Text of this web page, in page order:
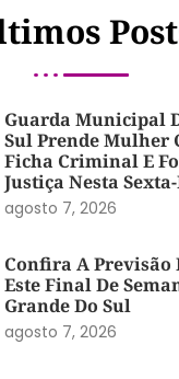
Guarda Municipal
Sul Prende Mulher
Ficha Criminal E
Justiça Nesta
agosto 7, 2026
Confira A Previsão
Este Final De
Grande Do Sul
agosto 7, 2026